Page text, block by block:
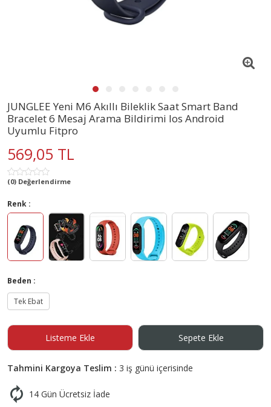
JUNGLEE Yeni M6 Akıllı Bileklik Saat Smart Band
Bracelet 6 Mesaj Arama Bildirimi Ios Android
Uyumlu Fitpro
569,05 TL
(0) Değerlendirme
Renk :
Beden :
Tek Ebat
Listeme Ekle Sepete Ekle
Tahmini Kargoya Teslim : 3 iş günü içerisinde
14 Gün Ücretsiz İade